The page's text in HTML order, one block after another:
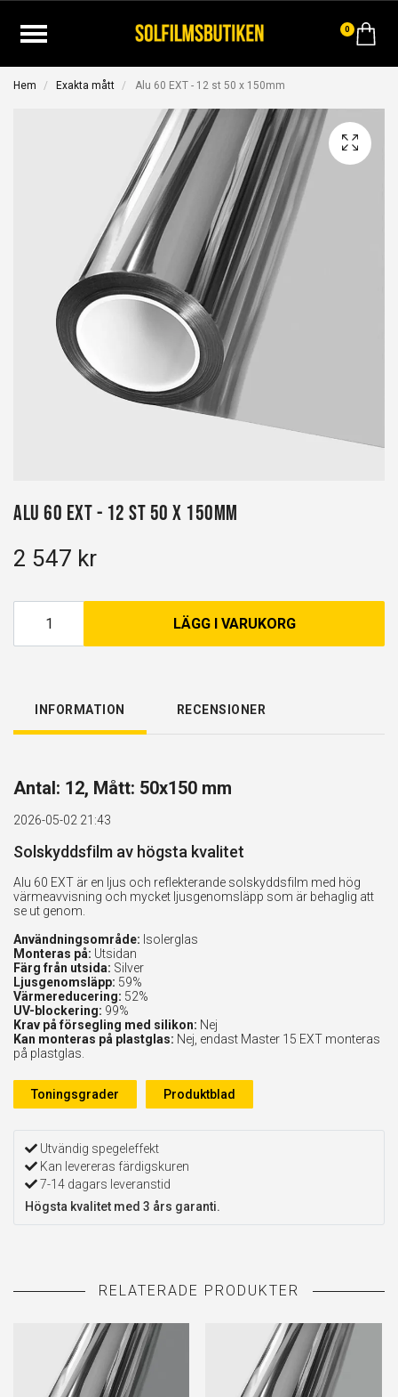
0
Hem Exakta mått Alu 60 EXT - 12 st 50 x 150mm
Alu 60 EXT - 12 st 50 x 150mm
2 547 kr
LÄGG I VARUKORG
INFORMATION RECENSIONER
Antal: 12, Mått: 50x150 mm
2026-05-02 21:43
Solskyddsfilm av högsta kvalitet
Alu 60 EXT är en ljus och reflekterande solskyddsfilm med hög
värmeavvisning och mycket ljusgenomsläpp som är behaglig att
se ut genom.
Användningsområde: Isolerglas
Monteras på: Utsidan
Färg från utsida: Silver
Ljusgenomsläpp: 59%
Värmereducering: 52%
UV-blockering: 99%
Krav på försegling med silikon: Nej
Kan monteras på plastglas: Nej, endast Master 15 EXT monteras
på plastglas.
Toningsgrader Produktblad
Utvändig spegeleffekt
Kan levereras färdigskuren
7-14 dagars leveranstid
Högsta kvalitet med 3 års garanti.